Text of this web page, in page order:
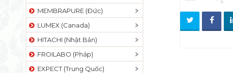
MEMBRAPURE (Đức)
LUMEX (Canada)
HITACHI (Nhật Bản)
FROILABO (Pháp)
EXPECT (Trung Quốc)